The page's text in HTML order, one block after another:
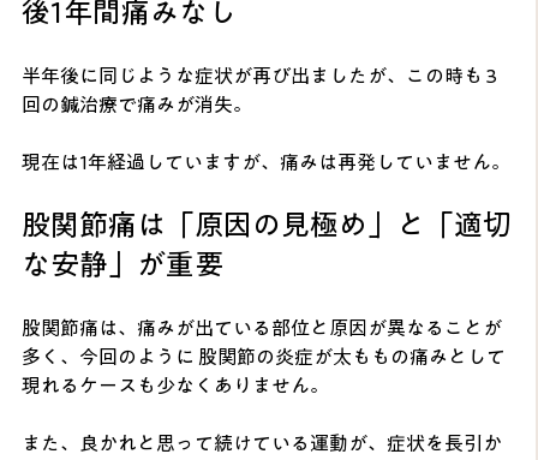
後1年間痛みなし
半年後に同じような症状が再び出ましたが、この時も 3
回の鍼治療で痛みが消失。
現在は1年経過していますが、痛みは再発していません。
股関節痛は「原因の見極め」と「適切
な安静」が重要
股関節痛は、痛みが出ている部位と原因が異なることが
多く、今回のように 股関節の炎症が太ももの痛みとして
現れるケースも少なくありません。
また、良かれと思って続けている運動が、症状を長引か